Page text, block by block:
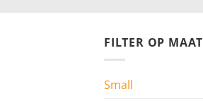
FILTER OP MAAT
Small